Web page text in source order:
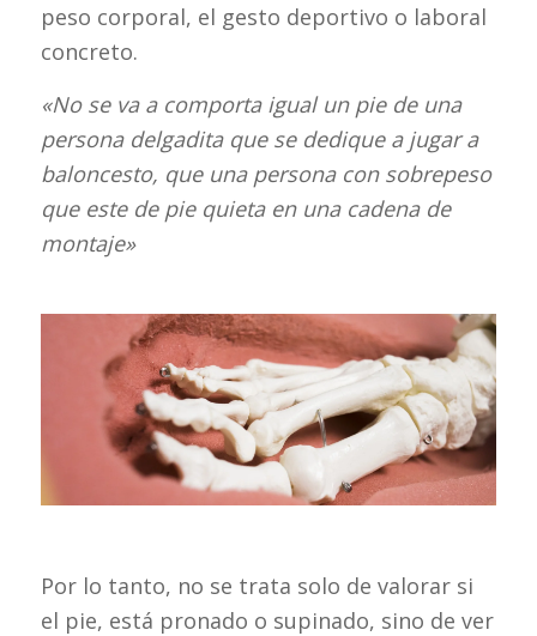
peso corporal, el gesto deportivo o laboral
concreto.
«No se va a comporta igual un pie de una
persona delgadita que se dedique a jugar a
baloncesto, que una persona con sobrepeso
que este de pie quieta en una cadena de
montaje»
Por lo tanto, no se trata solo de valorar si
el pie, está pronado o supinado, sino de ver